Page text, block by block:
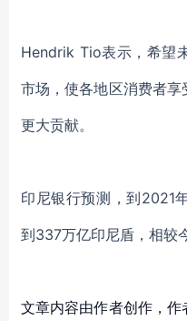
Hendrik Tio表示，希望
市场，使各地区消费者
更大贡献。
印尼银行预测，到2021
到337万亿印尼盾，相较
文章内容由作者创作，